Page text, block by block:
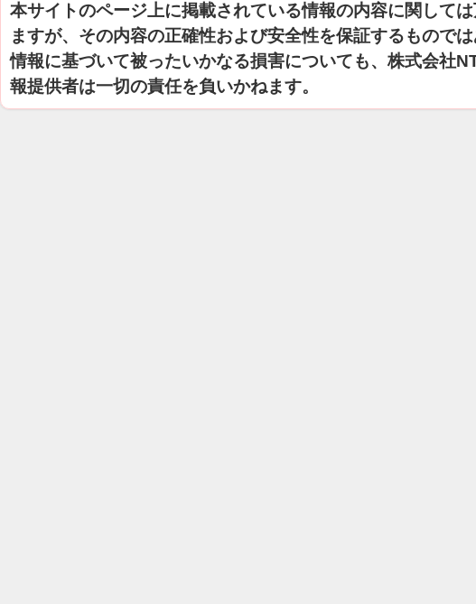
本サイトのページ上に掲載されている情報の内容に関して
ますが、その内容の正確性および安全性を保証するもので
情報に基づいて被ったいかなる損害についても、株式会社
報提供者は一切の責任を負いかねます。